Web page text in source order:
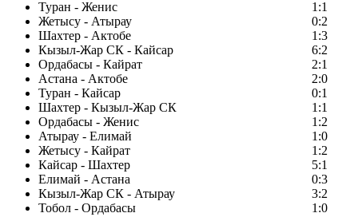
Туран - Женис
1:1
Жетысу - Атырау
0:2
Шахтер - Актобе
1:3
Кызыл-Жар СК - Кайсар
6:2
Ордабасы - Кайрат
2:1
Астана - Актобе
2:0
Туран - Кайсар
0:1
Шахтер - Кызыл-Жар СК
1:1
Ордабасы - Женис
1:2
Атырау - Елимай
1:0
Жетысу - Кайрат
1:2
Кайсар - Шахтер
5:1
Елимай - Астана
0:3
Кызыл-Жар СК - Атырау
3:2
Тобол - Ордабасы
1:0